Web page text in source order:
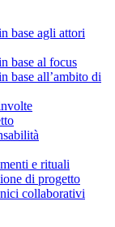
base agli attori
base al focus
base all’ambito di
e rituali
di progetto
collaborativi